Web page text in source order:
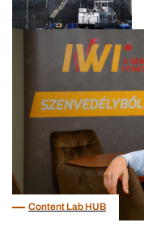
Content Lab HUB